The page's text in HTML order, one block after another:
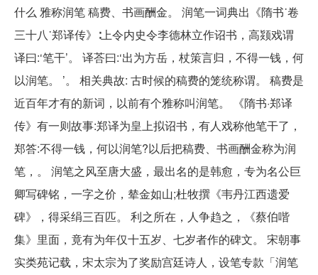
什么 雅称润笔 稿费、书画酬金。 润笔一词典出《隋书˙卷
三十八˙郑译传》∶上令内史令李德林立作诏书，高颎戏谓
译曰:‘笔干’。 译荅曰:‘出为方岳，杖策言归，不得一钱，何
以润笔。 ’。 相关典故: 古时候的稿费的笼统称谓。 稿费是
近百年才有的新词，以前有个雅称叫润笔。 《隋书·郑译
传》有一则故事:郑译为皇上拟诏书，有人戏称他笔干了，
郑答:不得一钱，何以润笔?以后把稿费、书画酬金称为润
笔，。 润笔之风至唐大盛，最出名的是韩愈，专为名公巨
卿写碑铭，一字之价，辇金如山;杜牧撰《韦丹江西遗爱
碑》，得采绢三百匹。 利之所在，人争趋之，《蔡伯喈
集》里面，竟有为年仅十五岁、七岁者作的碑文。 宋朝事
实类苑记载，宋太宗为了奖励宫廷诗人，设笔专款「润笔